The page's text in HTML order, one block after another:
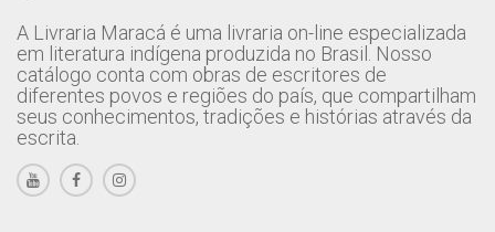
A Livraria Maracá é uma livraria on-line especializada
em literatura indígena produzida no Brasil. Nosso
catálogo conta com obras de escritores de
diferentes povos e regiões do país, que compartilham
seus conhecimentos, tradições e histórias através da
escrita.